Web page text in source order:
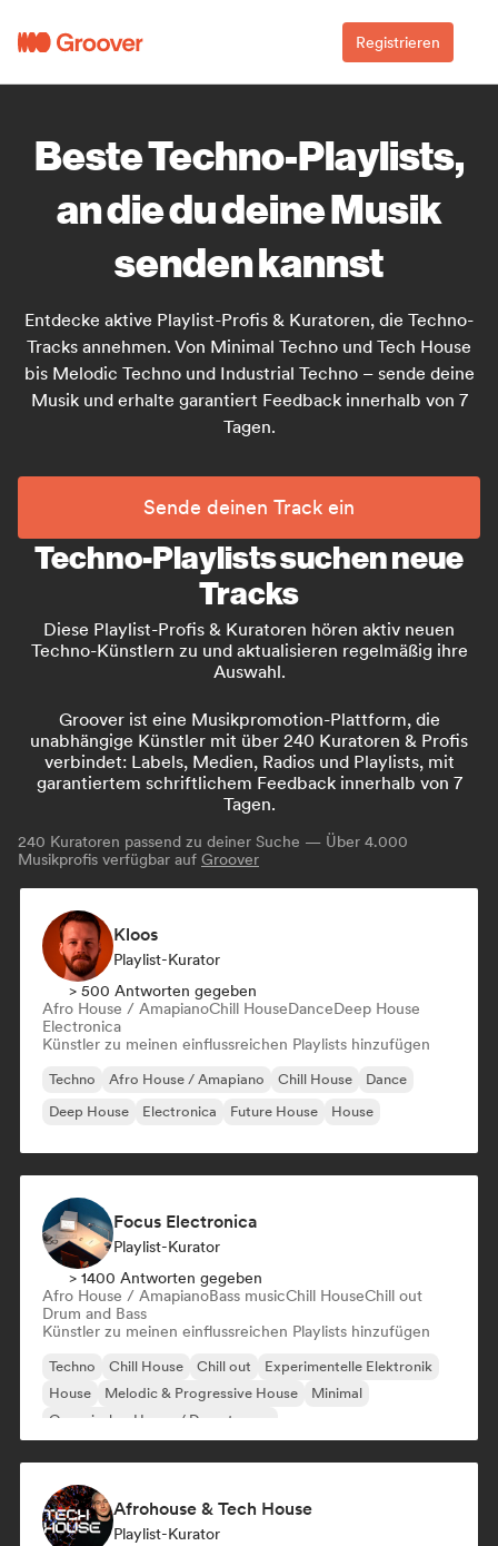
Registrieren
Beste Techno-Playlists,
an die du deine Musik
senden kannst
Entdecke aktive Playlist-Profis & Kuratoren, die Techno-
Tracks annehmen. Von Minimal Techno und Tech House
bis Melodic Techno und Industrial Techno – sende deine
Musik und erhalte garantiert Feedback innerhalb von 7
Tagen.
Sende deinen Track ein
Techno-Playlists suchen neue
Tracks
Diese Playlist-Profis & Kuratoren hören aktiv neuen
Techno-Künstlern zu und aktualisieren regelmäßig ihre
Auswahl.
Groover ist eine Musikpromotion-Plattform, die
unabhängige Künstler mit über 240 Kuratoren & Profis
verbindet: Labels, Medien, Radios und Playlists, mit
garantiertem schriftlichem Feedback innerhalb von 7
Tagen.
240 Kuratoren passend zu deiner Suche — Über 4.000
Musikprofis verfügbar auf Groover
Kloos
Playlist-Kurator
> 500 Antworten gegeben
Afro House / AmapianoChill HouseDanceDeep House
Electronica
Künstler zu meinen einflussreichen Playlists hinzufügen
Techno Afro House / Amapiano Chill House
Dance
Deep House
Electronica Future House House
Focus Electronica
Playlist-Kurator
> 1400 Antworten gegeben
Afro House / AmapianoBass musicChill HouseChill out
Drum and Bass
Künstler zu meinen einflussreichen Playlists hinzufügen
Techno Chill House Chill out
Experimentelle Elektronik
House
Melodic & Progressive House
Minimal
Organischer House / Downtempo
Afrohouse & Tech House
Playlist-Kurator